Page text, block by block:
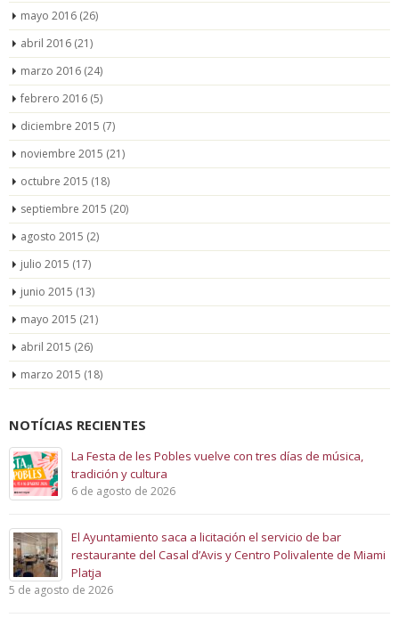
mayo 2016 (26)
abril 2016 (21)
marzo 2016 (24)
febrero 2016 (5)
diciembre 2015 (7)
noviembre 2015 (21)
octubre 2015 (18)
septiembre 2015 (20)
agosto 2015 (2)
julio 2015 (17)
junio 2015 (13)
mayo 2015 (21)
abril 2015 (26)
marzo 2015 (18)
NOTÍCIAS RECIENTES
La Festa de les Pobles vuelve con tres días de música,
tradición y cultura
6 de agosto de 2026
El Ayuntamiento saca a licitación el servicio de bar
restaurante del Casal d’Avis y Centro Polivalente de Miami
Platja
5 de agosto de 2026